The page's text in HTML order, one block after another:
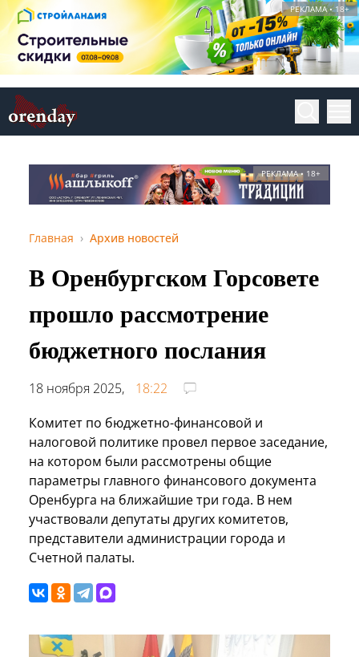
РЕКЛАМА • 18+
РЕКЛАМА • 18+
Главная Архив новостей
В Оренбургском Горсовете
прошло рассмотрение
бюджетного послания
18 ноября 2025,
18:22
Комитет по бюджетно-финансовой и
налоговой политике провел первое заседание,
на котором были рассмотрены общие
параметры главного финансового документа
Оренбурга на ближайшие три года. В нем
участвовали депутаты других комитетов,
представители администрации города и
Счетной палаты.